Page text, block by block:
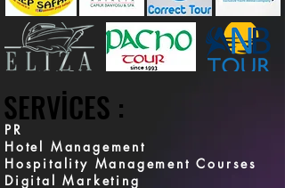
SERVICES :
SERVICES :
PR
Hotel Management
Hospitality Management Courses
Digital Marketing